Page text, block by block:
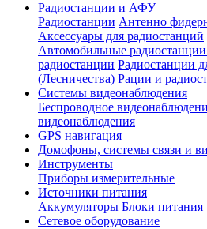
Радиостанции и АФУ
Радиостанции Антенно
Аксессуары для радиостанций
Автомобильные
радиостанции Радиостанции
(Лесничества) Рации и
Системы видеонаблюдения
Беспроводное
видеонаблюдения
GPS навигация
Домофоны, системы связи и
Инструменты
Приборы измерительные
Источники питания
Аккумуляторы Блоки питания
Сетевое оборудование